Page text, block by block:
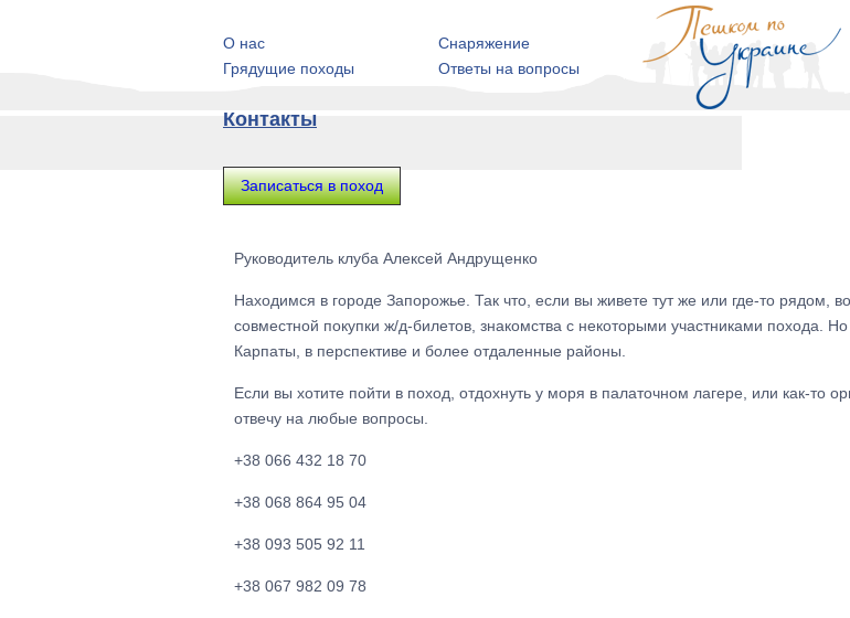
О нас
Снаряжение
Грядущие походы
Ответы на вопросы
Контакты
Записаться в поход
Руководитель клуба Алексей Андрущенко
Находимся в городе Запорожье. Так что, если вы живете тут же или где-то рядом,
совместной покупки ж/д-билетов, знакомства с некоторыми участниками похода.
Карпаты, в перспективе и более отдаленные районы.
Если вы хотите пойти в поход, отдохнуть у моря в палаточном лагере, или как-то
отвечу на любые вопросы.
+38 066 432 18 70
+38 068 864 95 04
+38 093 505 92 11
+38 067 982 09 78